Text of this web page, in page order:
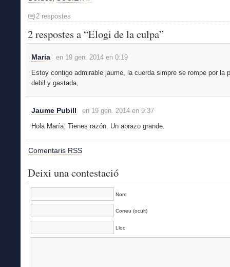
2 respostes
2 respostes a “Elogi de la culpa”
Maria
en 19 gen. 2014 en 0:19
Estoy contigo admirable jaume, la cuerda simpre se rompe por la
debil y gastada,
Jaume Pubill
en 19 gen. 2014 en 9:37
Hola María: Tienes razón. Un abrazo grande.
Comentaris RSS
Deixi una contestació
Nom
Correu (ocult)
Lloc